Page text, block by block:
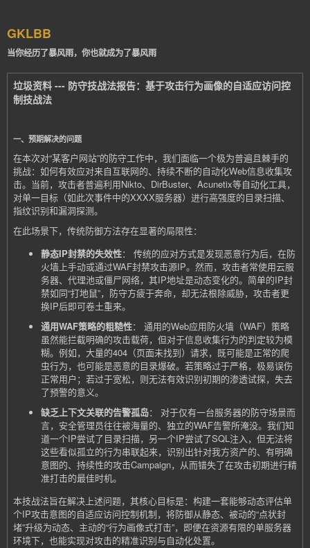
GKLBB
当你经历了暴风雨，你也就成为了暴风雨
垃圾资料 --- 防守技战法报告：基于攻击行为画像的自适应访问控
制技战法
一、预期解决的问题
在本次对“某客户网站”的防守工作中，我们面临一个极为普遍且棘手的
挑战：如何有效应对来自互联网的、持续不断的自动化Web信息收集攻
击。当前，攻击者普遍利用Nikto、DirBuster、Acunetix等自动化工具，
对单一目标（如此次事件中的XXXX服务器）进行高强度的目录扫描、
指纹识别和漏洞探测。
在此场景下，传统防御方法存在显著的局限性：
静态IP封禁的失效性： 传统的应对方式是发现恶意行为后，在防
火墙上手动或通过WAF封禁攻击源IP。然而，攻击者常使用云服
务器、代理池或僵尸网络，其IP地址是动态变化的。简单的IP封
禁如同“打地鼠”，防守方疲于奔命，却无法根除威胁，攻击者更
换IP后即可卷土重来。
通用WAF策略的粗糙性： 通用的Web应用防火墙（WAF）策略
虽然能拦截明确的攻击载荷，但对于信息收集行为的判定较为模
糊。例如，大量的404（页面未找到）请求，既可能是正常的爬
虫行为，也可能是恶意的目录爆破。若策略过于严格，极易误伤
正常用户；若过于宽松，则无法有效识别初期的渗透试探，失去
了预警的意义。
缺乏上下文关联的告警孤岛： 对于仅有一台服务器的防守场景而
言，安全管理员往往被海量的、独立的WAF告警所淹没。我们知
道一个IP尝试了目录扫描，另一个IP尝试了SQL注入，但无法将
这些看似孤立的行为串联起来，识别出针对我方资产的、有明确
意图的、持续性的攻击Campaign，从而错失了在攻击初期进行精
准打击的最佳时机。
本技战法旨在解决上述问题，其核心目标是：构建一套能够动态评估单
个IP攻击意图的自适应访问控制机制，将防御从静态、被动的“点状封
堵”升级为动态、主动的“行为画像式打击”，即便在资源有限的单服务器
环境下，也能实现对攻击的精准识别与自动化处置。